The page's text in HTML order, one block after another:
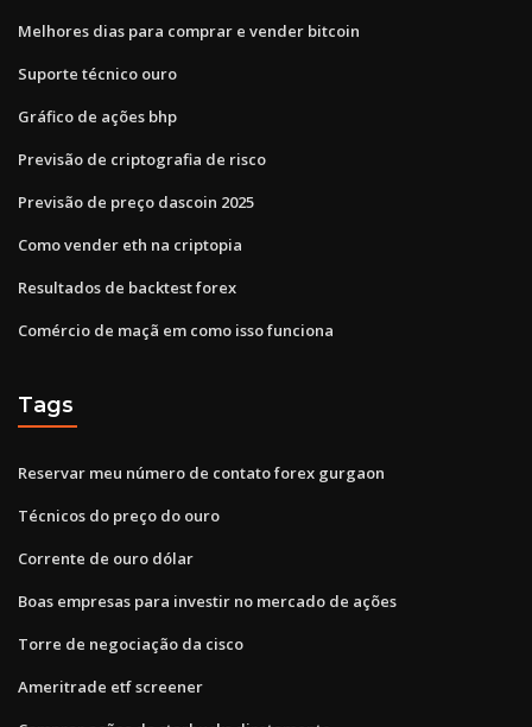
Melhores dias para comprar e vender bitcoin
Suporte técnico ouro
Gráfico de ações bhp
Previsão de criptografia de risco
Previsão de preço dascoin 2025
Como vender eth na criptopia
Resultados de backtest forex
Comércio de maçã em como isso funciona
Tags
Reservar meu número de contato forex gurgaon
Técnicos do preço do ouro
Corrente de ouro dólar
Boas empresas para investir no mercado de ações
Torre de negociação da cisco
Ameritrade etf screener